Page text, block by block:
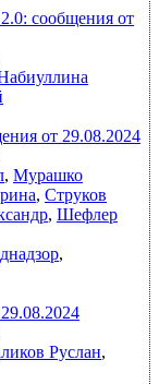
сообщения от
от 29.08.2024
, Мурашко
, Струков
, Шефлер
,
Руслан,